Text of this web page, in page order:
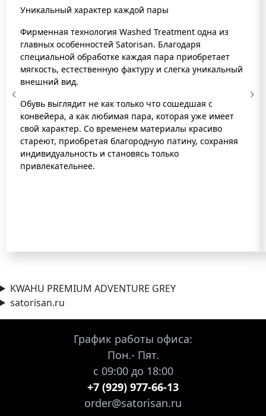
Уникальный характер каждой пары
Фирменная технология Washed Treatment одна из
главных особенностей Satorisan. Благодаря
специальной обработке каждая пара приобретает
мягкость, естественную фактуру и слегка уникальный
внешний вид.
Обувь выглядит не как только что сошедшая с
конвейера, а как любимая пара, которая уже имеет
свой характер. Со временем материалы красиво
стареют, приобретая благородную патину, сохраняя
индивидуальность и становясь только
привлекательнее.
KWAHU PREMIUM ADVENTURE GREY
satorisan.ru
График работы офиса:
Пон.- Пят.
с 09:00 до 18:00
+7 (929) 977-66-13
order@satorisan.ru